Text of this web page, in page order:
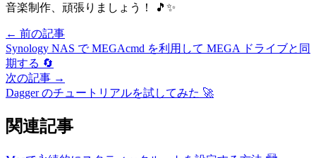
音楽制作、頑張りましょう！ 🎵✨
← 前の記事
Synology NAS で MEGAcmd を利用して MEGA ドライブと同
期する 🔄
次の記事 →
Dagger のチュートリアルを試してみた 🚀
関連記事